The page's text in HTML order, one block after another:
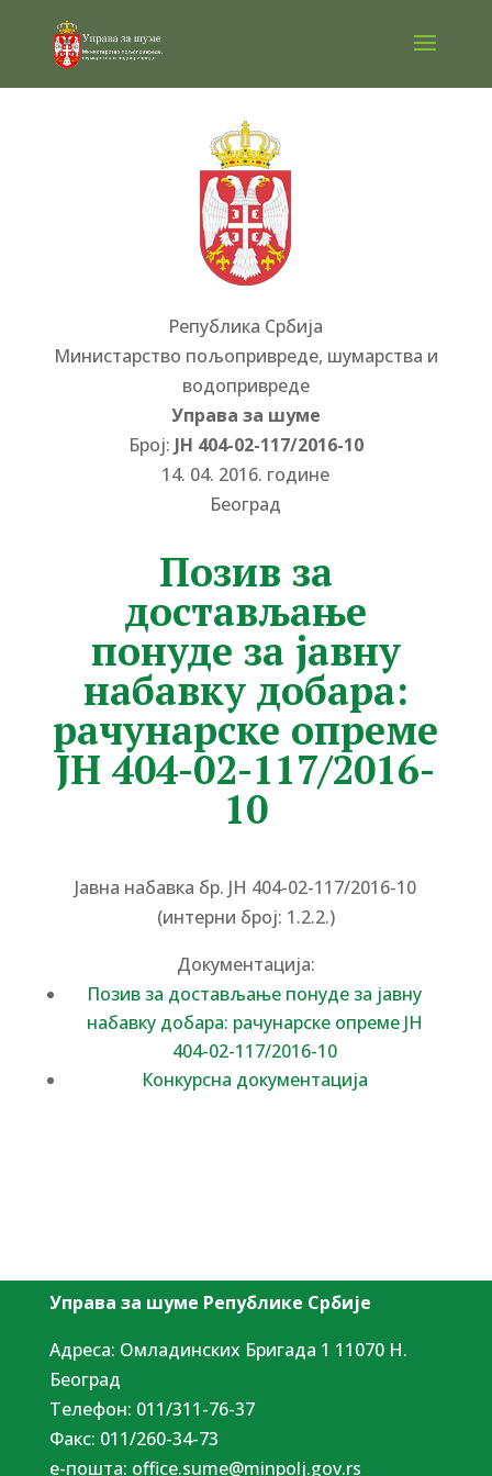
Република Србија
Министарство пољопривреде, шумарства и
водопривреде
Управа за шуме
Број: ЈН 404-02-117/2016-10
14. 04. 2016. године
Београд
Позив за
достављање
понуде за јавну
набавку добара:
рачунарске опреме
ЈН 404-02-117/2016-
10
Јавна набавка бр. ЈН 404-02-117/2016-10
(интерни број: 1.2.2.)
Документација:
Позив за достављање понуде за јавну
набавку добара: рачунарске опреме ЈН
404-02-117/2016-10
Конкурсна документација
Управа за шуме Републике Србије
Адреса: Омладинских Бригада 1 11070 Н.
Београд
Tелефон: 011/311-76-37
Факс: 011/260-34-73
е-пошта: office.sume@minpolj.gov.rs